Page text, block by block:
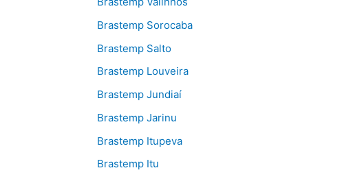
Brastemp Sorocaba
Brastemp Salto
Brastemp Louveira
Brastemp Jundiaí
Brastemp Jarinu
Brastemp Itupeva
Brastemp Itu